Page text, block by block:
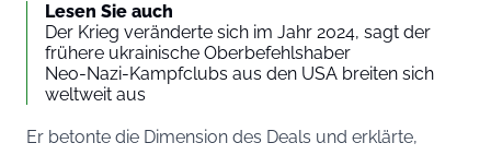
Lesen Sie auch
Der Krieg veränderte sich im Jahr 2024, sagt der
frühere ukrainische Oberbefehlshaber
Neo-Nazi-Kampfclubs aus den USA breiten sich
weltweit aus
Er betonte die Dimension des Deals und erklärte,